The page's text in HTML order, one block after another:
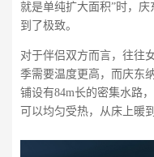
就是单纯扩大面积”时，
到了极致。
对于伴侣双方而言，往往
季需要温度更高，而庆东
铺设有84m长的密集水路
可以均匀受热，从床上暖到